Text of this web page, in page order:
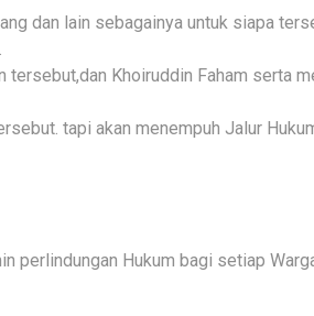
dan lain sebagainya untuk siapa
tersebut,dan Khoiruddin Faham serta
tapi akan menempuh Jalur
perlindungan Hukum bagi setiap